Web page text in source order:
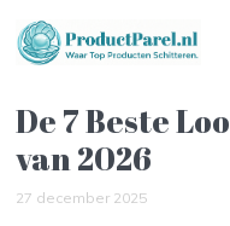
De 7 Beste
van 2026
27 december 2025